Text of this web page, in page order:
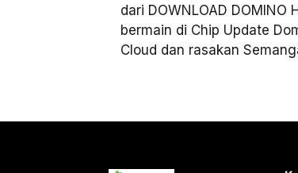
dari DOWNLOAD DOMINO
bermain di Chip Update
Cloud dan rasakan